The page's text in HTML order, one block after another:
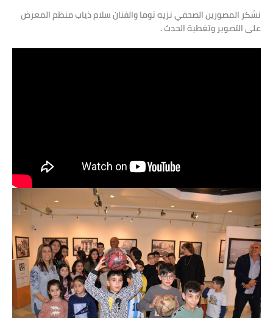
نشكر المصورين الصحفي نزيه توما والفنان سلام ذياب منظم المعرض
على التصوير وتغطية الحدث .